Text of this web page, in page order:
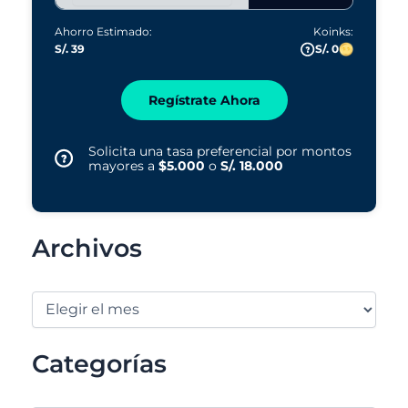
Ahorro Estimado:
S/. 39
Koinks:
S/. 0
Regístrate Ahora
Solicita una tasa preferencial por montos
mayores a $5.000 o S/. 18.000
Archivos
Categorías